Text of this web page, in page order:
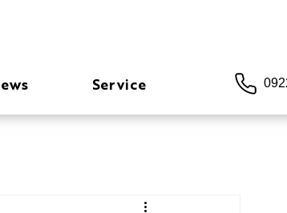
Service